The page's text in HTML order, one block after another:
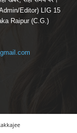
Editor) LIG 15
Raipur (C.G.)